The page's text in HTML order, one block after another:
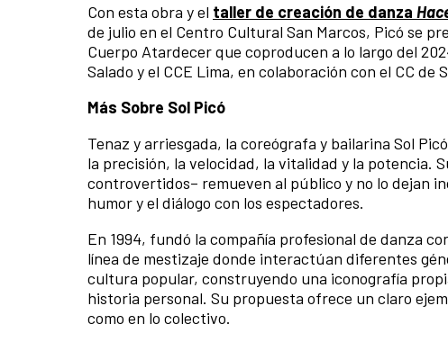
Con esta obra y el taller de creación de danza
de julio en el Centro Cultural San Marcos, Picó se
Cuerpo Atardecer que coproducen a lo largo del
Salado y el CCE Lima, en colaboración con el CC de
Más Sobre Sol Picó
Tenaz y arriesgada, la coreógrafa y bailarina Sol
la precisión, la velocidad, la vitalidad y la potencia.
controvertidos– remueven al público y no lo dejan
humor y el diálogo con los espectadores.
En 1994, fundó la compañía profesional de danza
línea de mestizaje donde interactúan diferentes
cultura popular, construyendo una iconografía
historia personal. Su propuesta ofrece un claro
como en lo colectivo.